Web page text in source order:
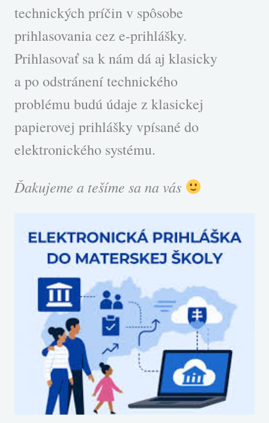
technických príčin v spôsobe
prihlasovania cez e-prihlášky.
Prihlasovať sa k nám dá aj klasicky
a po odstránení technického
problému budú údaje z klasickej
papierovej prihlášky vpísané do
elektronického systému.
Ďakujeme a tešíme sa na vás